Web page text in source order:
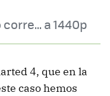
a 1440p
4, que en la
caso hemos